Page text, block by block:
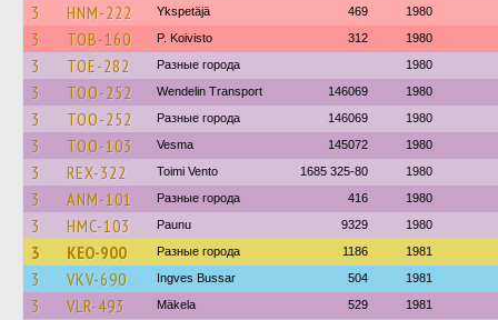
3 HNM-222 Ykspetäjä 469 1980
3 TOB-160 P. Koivisto 312 1980
3 TOE-282 Разные города 1980
3 TOO-252 Wendelin Transport 146069 1980
3 TOO-252 Разные города 146069 1980
3 TOO-103 Vesma 145072 1980
3 REX-322 Toimi Vento 1685 325-80 1980
3 ANM-101 Разные города 416 1980
3 HMC-103 Paunu 9329 1980
3 KEO-900 Разные города 1186 1981
3 VKV-690 Ingves Bussar 504 1981
3 VLR-493 Mäkela 529 1981